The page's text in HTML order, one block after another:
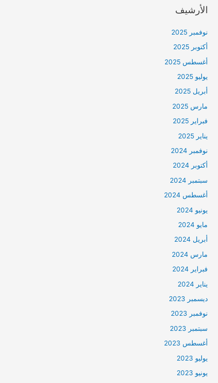
الأرشيف
نوفمبر 2025
أكتوبر 2025
أغسطس 2025
يوليو 2025
أبريل 2025
مارس 2025
فبراير 2025
يناير 2025
نوفمبر 2024
أكتوبر 2024
سبتمبر 2024
أغسطس 2024
يونيو 2024
مايو 2024
أبريل 2024
مارس 2024
فبراير 2024
يناير 2024
ديسمبر 2023
نوفمبر 2023
سبتمبر 2023
أغسطس 2023
يوليو 2023
يونيو 2023